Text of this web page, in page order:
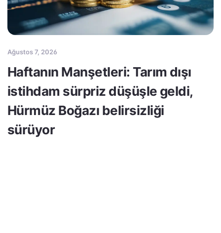
Ağustos 7, 2026
Haftanın Manşetleri: Tarım dışı
istihdam sürpriz düşüşle geldi,
Hürmüz Boğazı belirsizliği
sürüyor